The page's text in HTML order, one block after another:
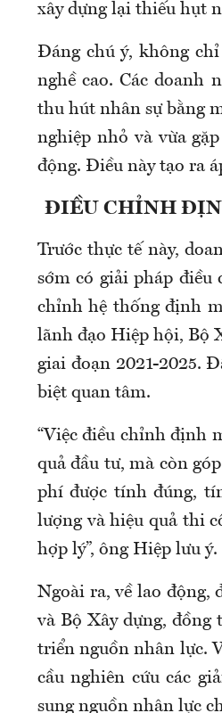
xây dựng lại thiếu hụt
Đáng chú ý, không
nghề cao. Các doanh
thu hút nhân sự bằng
nghiệp nhỏ và vừa
động. Điều này tạo ra
ĐIỀU CHỈNH
Trước thực tế này,
sớm có giải pháp điều
chỉnh hệ thống định
lãnh đạo Hiệp hội, Bộ
giai đoạn 2021-2025.
biệt quan tâm.
“Việc điều chỉnh định
quả đầu tư, mà còn
phí được tính đúng,
lượng và hiệu quả thi
hợp lý”, ông Hiệp lưu ý.
Ngoài ra, về lao động,
và Bộ Xây dựng,
triển nguồn nhân lực.
cầu nghiên cứu các
sung nguồn nhân lực